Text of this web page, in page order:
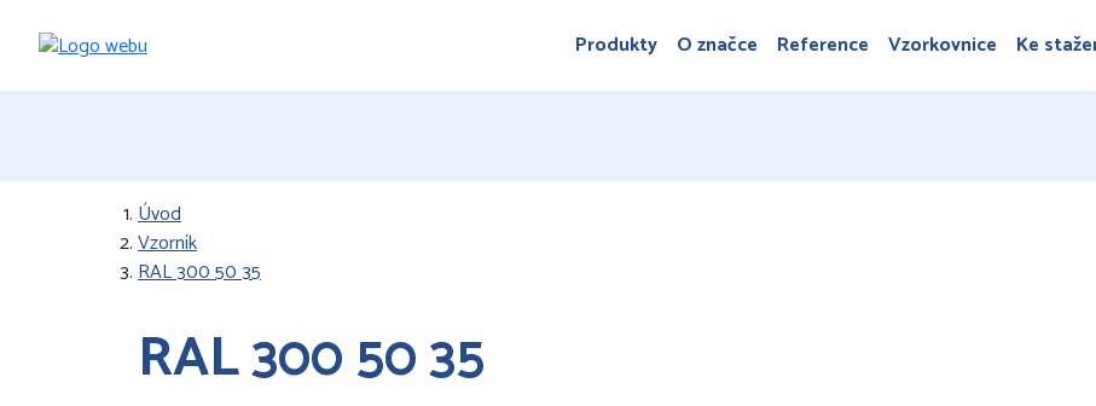
Produkty O značce Reference Vzorkovnice Ke
Úvod
Vzorník
RAL 300 50 35
RAL 300 50 35